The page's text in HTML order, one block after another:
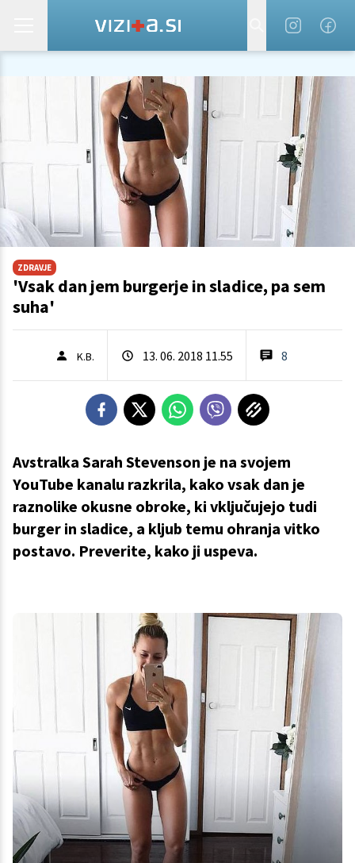
ZDRAVJE
'Vsak dan jem burgerje in sladice, pa sem
suha'
K.B. 13. 06. 2018 11.55 8
Avstralka Sarah Stevenson je na svojem
YouTube kanalu razkrila, kako vsak dan je
raznolike okusne obroke, ki vključujejo tudi
burger in sladice, a kljub temu ohranja vitko
postavo. Preverite, kako ji uspeva.